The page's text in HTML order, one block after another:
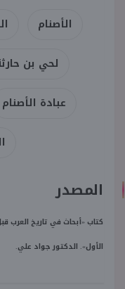
الأصنام
لحي بن
عبادة الأصنام
المصدر
كتاب «أبحاث في تاريخ العرب
الأول». الدكتور جواد علي.